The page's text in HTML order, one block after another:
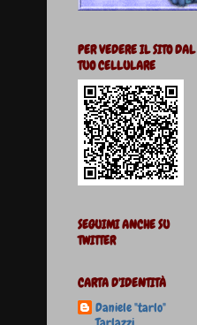
PER VEDERE IL SITO DAL
TUO CELLULARE
SEGUIMI ANCHE SU
TWITTER
CARTA D'IDENTITÀ
Daniele "tarlo"